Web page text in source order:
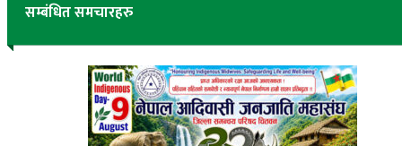
सम्बंधित समचारहरु